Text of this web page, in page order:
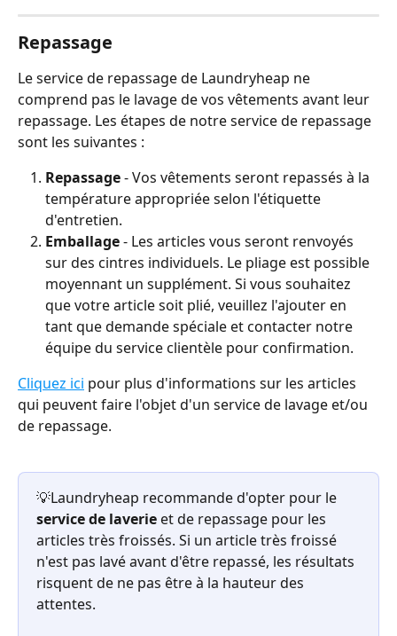
Repassage
Le service de repassage de Laundryheap ne
comprend pas le lavage de vos vêtements avant leur
repassage. Les étapes de notre service de repassage
sont les suivantes :
Repassage - Vos vêtements seront repassés à la
température appropriée selon l'étiquette
d'entretien.
Emballage - Les articles vous seront renvoyés
sur des cintres individuels. Le pliage est possible
moyennant un supplément. Si vous souhaitez
que votre article soit plié, veuillez l'ajouter en
tant que demande spéciale et contacter notre
équipe du service clientèle pour confirmation.
Cliquez ici pour plus d'informations sur les articles
qui peuvent faire l'objet d'un service de lavage et/ou
de repassage.
💡Laundryheap recommande d'opter pour le
service de laverie et de repassage pour les
articles très froissés. Si un article très froissé
n'est pas lavé avant d'être repassé, les résultats
risquent de ne pas être à la hauteur des
attentes.